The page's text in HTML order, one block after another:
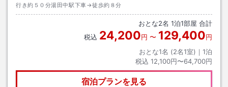
行き約５０分湯田中駅下車→徒歩約８分
おとな2名 1泊1部屋 合計
税込 24,200円 〜 129,400円
おとな1名 (2名1室)｜ 1泊
税込 12,100円〜64,700円
宿泊プランを見る